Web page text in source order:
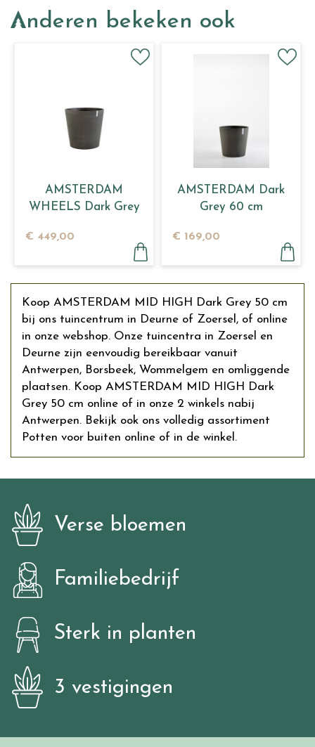
Anderen bekeken ook
AMSTERDAM
WHEELS Dark Grey
€ 449,00
AMSTERDAM Dark
Grey 60 cm
€ 169,00
Koop AMSTERDAM MID HIGH Dark Grey 50 cm
bij ons tuincentrum in Deurne of Zoersel, of online
in onze webshop. Onze tuincentra in Zoersel en
Deurne zijn eenvoudig bereikbaar vanuit
Antwerpen, Borsbeek, Wommelgem en omliggende
plaatsen. Koop AMSTERDAM MID HIGH Dark
Grey 50 cm online of in onze 2 winkels nabij
Antwerpen. Bekijk ook ons volledig assortiment
Potten voor buiten online of in de winkel.
Verse bloemen
Familiebedrijf
Sterk in planten
3 vestigingen